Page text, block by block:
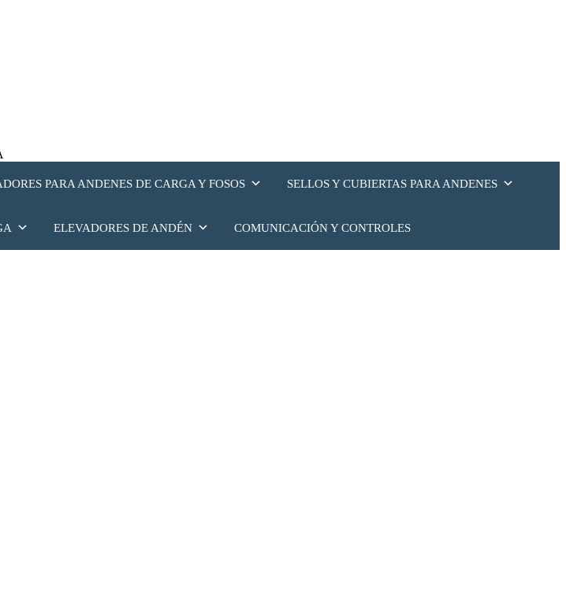
PARA ANDENES DE CARGA Y FOSOS SELLOS Y CUBIERTAS PARA ANDENES
ELEVADORES DE ANDÉN COMUNICACIÓN Y CONTROLES